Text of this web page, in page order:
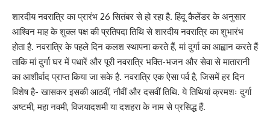
शारदीय नवरात्रि का प्रारंभ 26 सितंबर से हो रहा है. हिंदू कैलेंडर के अनुसार
आश्विन माह के शुक्ल पक्ष की प्रतिपदा तिथि से शारदीय नवरात्रि का शुभारंभ
होता है. नवरात्रि के पहले दिन कलश स्थापना करते हैं, मां दुर्गा का आह्वान करते हैं
ताकि मां दुर्गा घर में पधारें और पूरी नवरात्रि भक्ति-भजन और सेवा से मातारानी
का आशीर्वाद प्राप्त किया जा सके है. नवरात्रि एक ऐसा पर्व है, जिसमें हर दिन
विशेष है- खासकर इसकी आठवीं, नौवीं और दसवीं तिथि. ये तिथियां क्रमशः दुर्गा
अष्टमी, महा नवमी, विजयादशमी या दशहरा के नाम से प्रसिद्ध हैं.